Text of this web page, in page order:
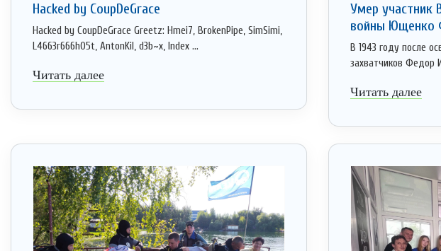
Hacked by CoupDeGrace
Hacked by CoupDeGrace Greetz: Hmei7, BrokenPipe, SimSimi,
L4663r666h05t, AntonKil, d3b~x, Index ...
Читать далее
Умер участник
войны Ющенко
В 1943 году после
захватчиков Федор
Читать далее